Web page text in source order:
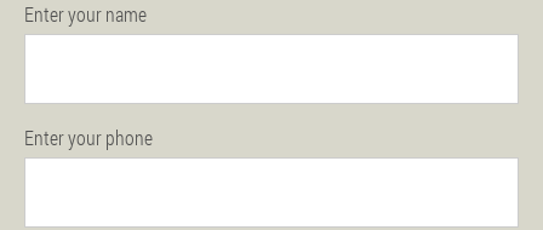
Enter your name
Enter your phone